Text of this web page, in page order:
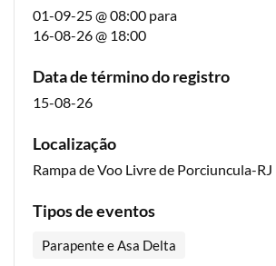
01-09-25 @ 08:00 para
16-08-26 @ 18:00
Data de término do registro
15-08-26
Localização
Rampa de Voo Livre de Porciuncula-RJ
Tipos de eventos
Parapente e Asa Delta